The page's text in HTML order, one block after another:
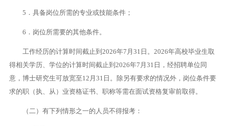
5．具备岗位所需的专业或技能条件；
6．岗位所需要的其他条件。
工作经历的计算时间截止到2026年7月31日。2026年高校毕业生取
得相关学历、学位的计算时间截止到2026年7月31日，经招聘单位同
意，博士研究生可放宽至12月31日。除另有要求的情况外，岗位条件要
求的职（执、从）业资格证书、职称等需在面试资格复审前取得。
（二）有下列情形之一的人员不得报考：